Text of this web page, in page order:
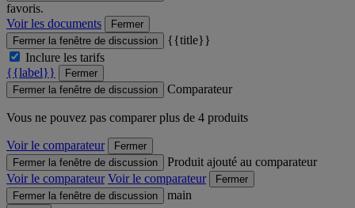
favoris.
Voir les documents
Fermer
Fermer la fenêtre de discussion
{{title}}
Inclure les tarifs
{{label}}
Fermer
Fermer la fenêtre de discussion
Comparateur
Vous ne pouvez pas comparer plus de 4 produits
Voir le comparateur
Fermer
Fermer la fenêtre de discussion
Produit ajouté au comparateur
Voir le comparateur Voir le comparateur
Fermer
Fermer la fenêtre de discussion
main